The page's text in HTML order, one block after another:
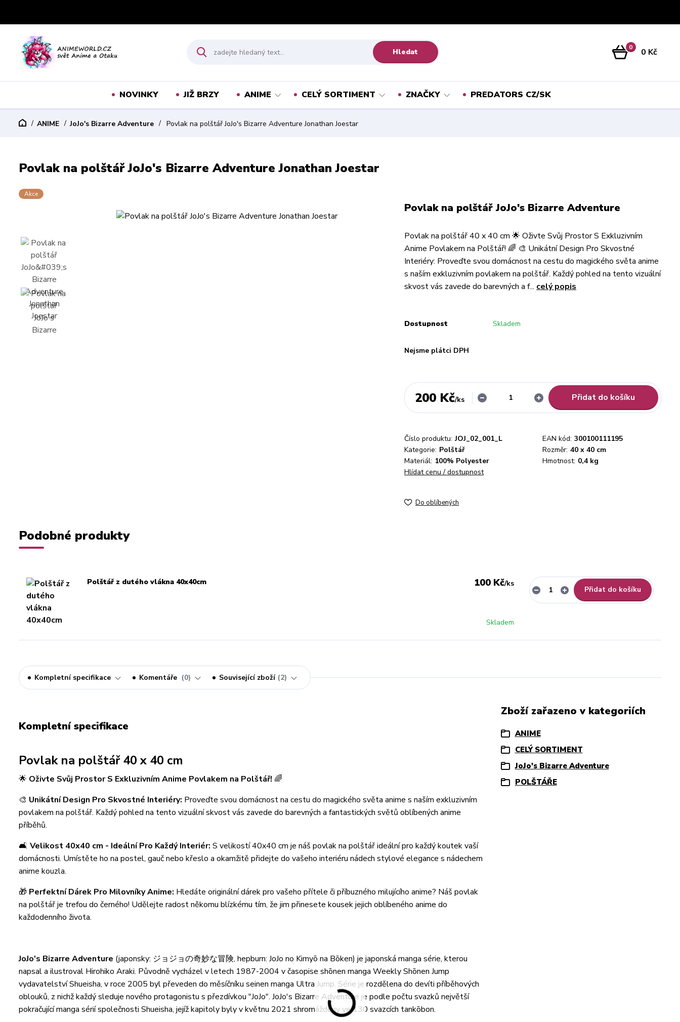
Hledat 0 0 Kč
NOVINKY JIŽ BRZY ANIME CELÝ SORTIMENT ZNAČKY PREDATORS CZ/SK
ANIME JoJo's Bizarre Adventure Povlak na polštář JoJo's Bizarre Adventure Jonathan Joestar
Povlak na polštář JoJo's Bizarre Adventure Jonathan Joestar
Akce
Povlak na polštář JoJo's Bizarre Adventure
Povlak na polštář 40 x 40 cm 🌟 Oživte Svůj Prostor S Exkluzivním
Anime Povlakem na Polštář! 🌈 🎨 Unikátní Design Pro Skvostné
Interiéry: Proveďte svou domácnost na cestu do magického světa anime
s naším exkluzivním povlakem na polštář. Každý pohled na tento vizuální
skvost vás zavede do barevných a f... celý popis
Dostupnost Skladem
Nejsme plátci DPH
200 Kč/ks Přidat do košíku
Číslo produktu: JOJ_02_001_L EAN kód: 300100111195
Kategorie: Polštář Rozměr: 40 x 40 cm
Materiál: 100% Polyester Hmotnost: 0,4 kg
Hlídat cenu / dostupnost
Do oblíbených
Podobné produkty
Polštář z dutého vlákna 40x40cm 100 Kč/ks
Skladem
Přidat do košíku
Kompletní specifikace Komentáře 0 Související zboží 2
Kompletní specifikace
Povlak na polštář 40 x 40 cm
🌟 Oživte Svůj Prostor S Exkluzivním Anime Povlakem na Polštář! 🌈
🎨 Unikátní Design Pro Skvostné Interiéry: Proveďte svou domácnost na cestu do magického světa anime s naším exkluzivním
povlakem na polštář. Každý pohled na tento vizuální skvost vás zavede do barevných a fantastických světů oblíbených anime
příběhů.
🛋️ Velikost 40x40 cm - Ideální Pro Každý Interiér: S velikostí 40x40 cm je náš povlak na polštář ideální pro každý koutek vaší
domácnosti. Umístěte ho na postel, gauč nebo křeslo a okamžitě přidejte do vašeho interiéru nádech stylové elegance s nádechem
anime kouzla.
🎁 Perfektní Dárek Pro Milovníky Anime: Hledáte originální dárek pro vašeho přítele či příbuzného milujícího anime? Náš povlak
na polštář je trefou do černého! Udělejte radost někomu blízkému tím, že jim přinesete kousek jejich oblíbeného anime do
každodenního života.
JoJo's Bizarre Adventure (japonsky: ジョジョの奇妙な冒険, hepburn: JoJo no Kimyō na Bōken) je japonská manga série, kterou
napsal a ilustroval Hirohiko Araki. Původně vycházel v letech 1987-2004 v časopise shōnen manga Weekly Shōnen Jump
vydavatelství Shueisha, v roce 2005 byl převeden do měsíčníku seinen manga Ultra Jump. Série je rozdělena do devíti příběhových
oblouků, z nichž každý sleduje nového protagonistu s přezdívkou "JoJo". JoJo's Bizarre Adventure je podle počtu svazků největší
pokračující manga sérií společnosti Shueisha, jejíž kapitoly byly v květnu 2021 shromážděny ve 130 svazcích tankōbon.
Zboží zařazeno v kategoriích
ANIME
CELÝ SORTIMENT
JoJo's Bizarre Adventure
POLŠTÁŘE